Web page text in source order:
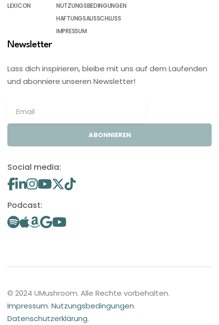
LEXICON
NUTZUNGSBEDINGUNGEN
HAFTUNGSAUSSCHLUSS
IMPRESSUM
Newsletter
Lass dich inspirieren, bleibe mit uns auf dem Laufenden
und abonniere unseren Newsletter!
ABONNIEREN
Social media:
Podcast:
© 2024 UMushroom. Alle Rechte vorbehalten.
Impressum. Nutzungsbedingungen.
Datenschutzerklärung.